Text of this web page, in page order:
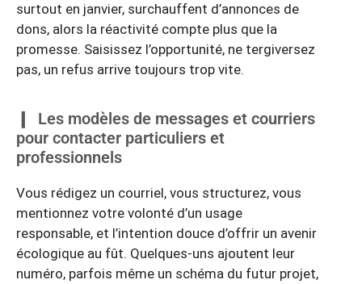
surtout en janvier, surchauffent d’annonces de
dons, alors la réactivité compte plus que la
promesse. Saisissez l’opportunité, ne tergiversez
pas, un refus arrive toujours trop vite.
Les modèles de messages et courriers
pour contacter particuliers et
professionnels
Vous rédigez un courriel, vous structurez, vous
mentionnez votre volonté d’un usage
responsable, et l’intention douce d’offrir un avenir
écologique au fût. Quelques-uns ajoutent leur
numéro, parfois même un schéma du futur projet,